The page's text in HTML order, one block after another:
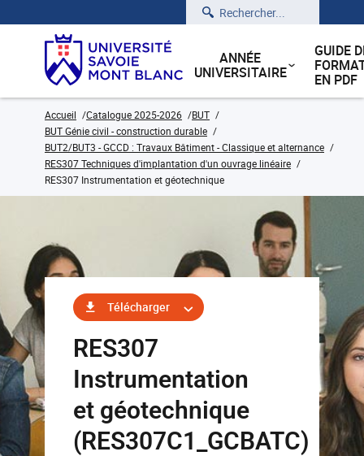
Rechercher
ANNÉE
UNIVERSITAIRE
GUIDE
EN PDF
Accueil Catalogue 2025-2026
BUT
BUT Génie civil - construction durable
BUT2/BUT3 - GCCD : Travaux Bâtiment - Classique et alternance
RES307 Techniques d'implantation d'un ouvrage linéaire
RES307 Instrumentation et géotechnique
Télécharger
RES307
Instrumentation
et géotechnique
(RES307C1_GCBATC)